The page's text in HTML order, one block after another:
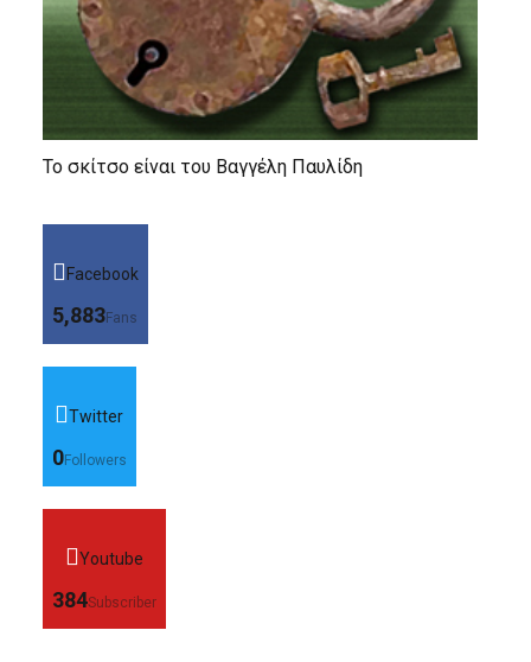
Το σκίτσο είναι του Βαγγέλη Παυλίδη
Facebook
5,883Fans
Twitter
0Followers
Youtube
384Subscriber